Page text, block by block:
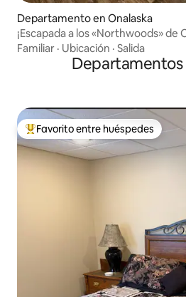
Departamento en Onalaska
¡Escapada a los «Northwoods» de
Familiar · Ubicación · Salida
De los mejores en Favorito entre
Favorito entre huéspedes